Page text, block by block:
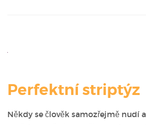
Perfektní striptýz
Někdy se člověk samozřejmě nudí